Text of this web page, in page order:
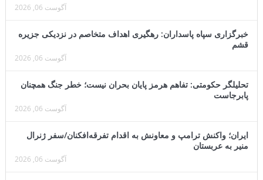
آگوست 06, 2026
خبرگزاری سپاه پاسداران: رهگیری اهداف متخاصم در نزدیکی جزیره
قشم
آگوست 06, 2026
تحلیلگر حکومتی: تفاهم هرمز پایان بحران نیست؛ خطر جنگ همچنان
پابرجاست
آگوست 06, 2026
ایران؛ واکنش ترامپ و معاونش به اقدام تفرقه‌افکنان/سفر ژنرال
منیر به عربستان
آگوست 06, 2026